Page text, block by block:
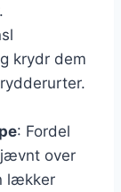
krydr dem
: Fordel
jævnt over
lækker